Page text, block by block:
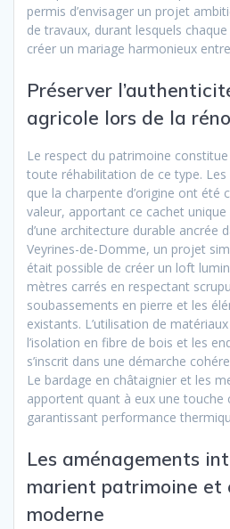
permis d’envisager un projet
de travaux, durant lesquels
créer un mariage harmonieux
Préserver
agricole lors de la
Le respect du patrimoine
toute réhabilitation de ce type.
que la charpente d’origine ont été
valeur, apportant ce cachet
d’une architecture durable ancrée
Veyrines-de-Domme, un projet
était possible de créer un loft
mètres carrés en respectant
soubassements en pierre et les
existants. L’utilisation de
l’isolation en fibre de bois et les
s’inscrit dans une démarche
Le bardage en châtaignier et les
apportent quant à eux une
garantissant performance
Les aménagements
marient patrimoine et
moderne